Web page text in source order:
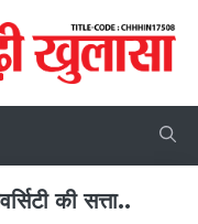
की सत्ता..